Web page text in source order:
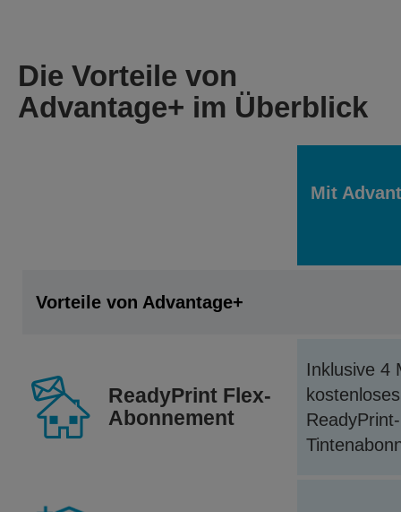
Die Vorteile von
Advantage+ im Überblick
Mit
Vorteile von Advantage+
ReadyPrint Flex-
Abonnement
Inklusive 4
kostenloses
ReadyPrint-